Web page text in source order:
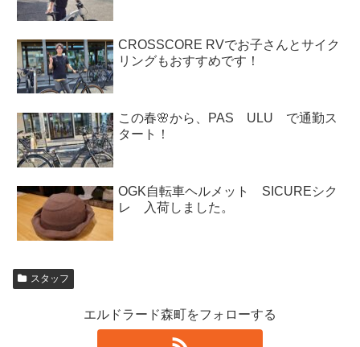
CROSSCORE RVでお子さんとサイク
リングもおすすめです！
この春🌸から、PAS ULU で通勤ス
タート！
OGK自転車ヘルメット SICUREシク
レ 入荷しました。
スタッフ
エルドラード森町をフォローする